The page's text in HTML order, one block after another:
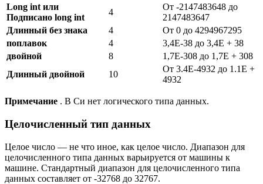
Long int или
Подписано long int
4
От -2147483648 до
2147483647
Длинный без знака
4
От 0 до 4294967295
поплавок
4
3,4E-38 до 3,4E + 38
двойной
8
1,7E-308 до 1,7E + 308
Длинный двойной
10
От 3.4E-4932 до 1.1E +
4932
Примечание . В Си нет логического типа данных.
Целочисленный тип данных
Целое число — не что иное, как целое число. Диапазон для
целочисленного типа данных варьируется от машины к
машине. Стандартный диапазон для целочисленного типа
данных составляет от -32768 до 32767.